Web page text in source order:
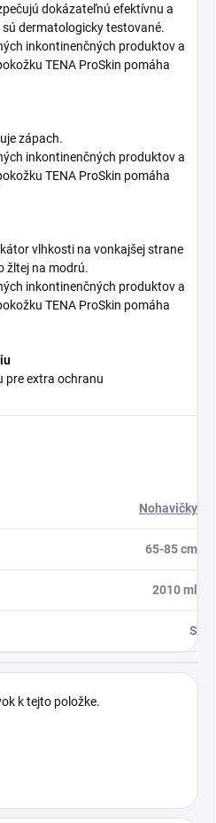
dokázateľnú efektívnu a
dermatologicky testované.
inkontinenčných produktov a
TENA ProSkin pomáha
zápach.
inkontinenčných produktov a
TENA ProSkin pomáha
vlhkosti na vonkajšej strane
žltej na modrú.
inkontinenčných produktov a
TENA ProSkin pomáha
pre extra ochranu
Nohavičky
65-85 cm
2010 ml
S
k tejto položke.